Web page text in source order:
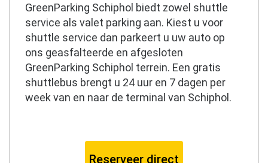
GreenParking Schiphol biedt zowel shuttle
service als valet parking aan. Kiest u voor
shuttle service dan parkeert u uw auto op
ons geasfalteerde en afgesloten
GreenParking Schiphol terrein. Een gratis
shuttlebus brengt u 24 uur en 7 dagen per
week van en naar de terminal van Schiphol.
Reserveer direct